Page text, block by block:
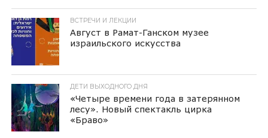
ВСТРЕЧИ И ЛЕКЦИИ
Август в Рамат-Ганском музее
израильского искусства
ДЕТИ ВЫХОДНОГО ДНЯ
«Четыре времени года в затерянном
лесу». Новый спектакль цирка
«Браво»